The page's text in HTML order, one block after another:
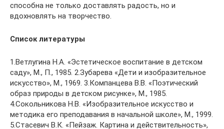
способна не только доставлять радость, но и
вдохновлять на творчество.
Список литературы
1.Ветлугина Н.А. «Эстетическое воспитание в детском
саду», М., П., 1985. 2.Зубарева «Дети и изобразительное
искусство», М., 1969. 3.Компанцева В.В. «Поэтический
образ природы в детском рисунке», М., 1985.
4.Сокольникова Н.В. «Изобразительное искусство и
методика его преподавания в начальной школе», М., 1999.
5.Стасевич В.К. «Пейзаж. Картина и действительность»,